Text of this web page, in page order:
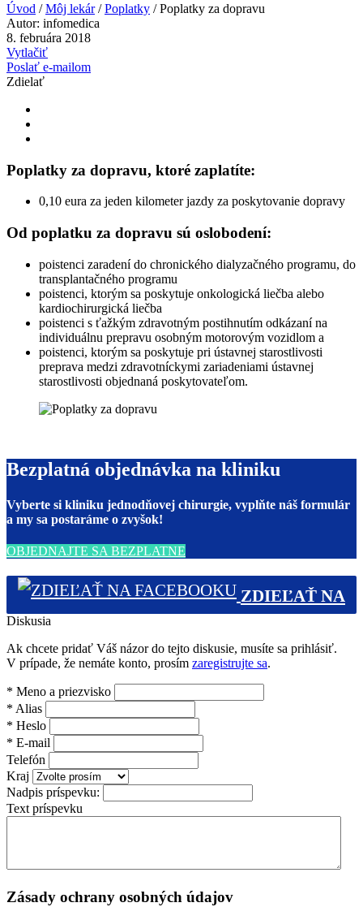
Úvod /Môj lekár/Poplatky /Poplatky za dopravu
Autor: infomedica
8. februára 2018
Vytlačiť
Poslať e-mailom
Zdielať
Poplatky za dopravu, ktoré zaplatíte:
0,10 eura za jeden kilometer jazdy za poskytovanie dopravy
Od poplatku za dopravu sú oslobodení:
poistenci zaradení do chronického dialyzačného programu, do
transplantačného programu
poistenci, ktorým sa poskytuje onkologická liečba alebo
kardiochirurgická liečba
poistenci s ťažkým zdravotným postihnutím odkázaní na
individuálnu prepravu osobným motorovým vozidlom a
poistenci, ktorým sa poskytuje pri ústavnej starostlivosti
preprava medzi zdravotníckymi zariadeniami ústavnej
starostlivosti objednaná poskytovateľom.
Bezplatná objednávka na kliniku
Vyberte si kliniku jednodňovej chirurgie, vyplňte náš formulár
a my sa postaráme o zvyšok!
OBJEDNAJTE SA BEZPLATNE
ZDIEĽAŤ NA
Diskusia
Ak chcete pridať Váš názor do tejto diskusie, musíte sa prihlásiť.
V prípade, že nemáte konto, prosím zaregistrujte sa.
* Meno a priezvisko
* Alias
* Heslo
* E-mail
Telefón
Kraj
Nadpis príspevku:
Text príspevku
Zásady ochrany osobných údajov